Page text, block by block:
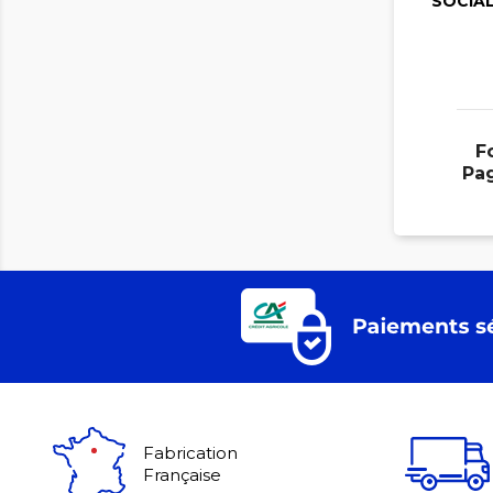
Fabrication
Française